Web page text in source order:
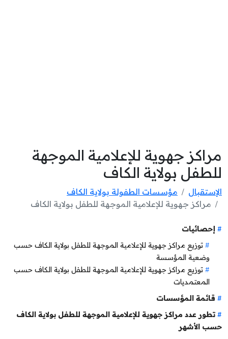
مراكز جهوية للإعلامية الموجهة
للطفل بولاية الكاف
الإستقبال
مؤسسات الطفولة بولاية الكاف
مراكز جهوية للإعلامية الموجهة للطفل بولاية الكاف
إحصائيات
توزيع مراكز جهوية للإعلامية الموجهة للطفل بولاية الكاف حسب
وضعية المؤسسة
توزيع مراكز جهوية للإعلامية الموجهة للطفل بولاية الكاف حسب
المعتمديات
قائمة المؤسسات
تطور عدد مراكز جهوية للإعلامية الموجهة للطفل بولاية الكاف
حسب الأشهر